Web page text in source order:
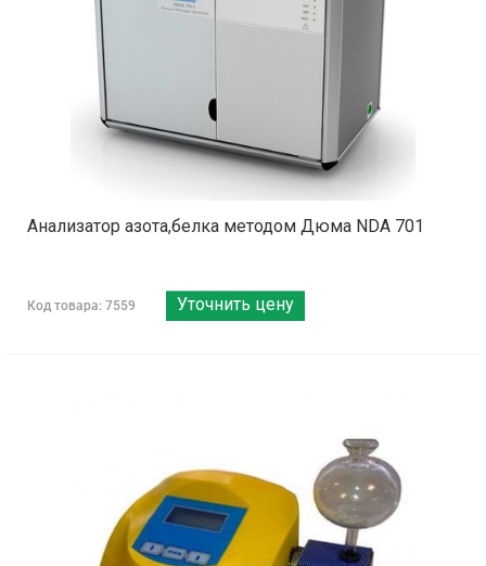
Анализатор азота,белка методом Дюма NDA 701
Код товара: 7559 Уточнить цену